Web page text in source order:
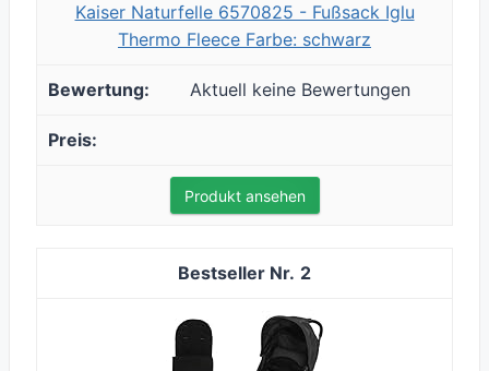
Kaiser Naturfelle 6570825 - Fußsack Iglu
Thermo Fleece Farbe: schwarz
Aktuell keine Bewertungen
Produkt ansehen
2